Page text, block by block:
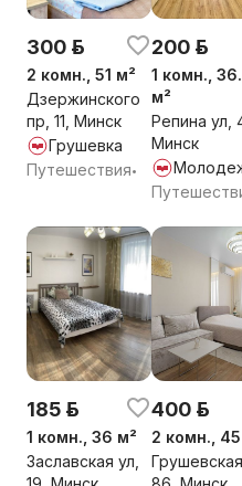
300 р.
2 комн., 51 м²
Дзержинского
пр, 11, Минск
Грушевка
Путешествия•
200 р.
1 комн.,
м²
Репина ул,
Минск
185 р.
1 комн., 36 м²
Заславская ул,
400 р.
2 комн.,
Грушевская